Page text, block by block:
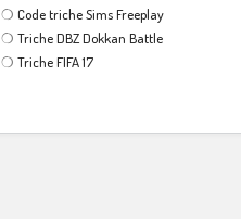
❍ Code triche Sims Freeplay
❍ Triche DBZ Dokkan Battle
❍ Triche FIFA 17